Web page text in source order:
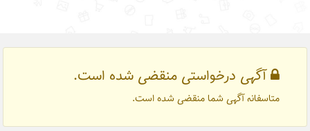
آگهی درخواستی منقضی شده است.
متاسفانه آگهی شما منقضی شده است.